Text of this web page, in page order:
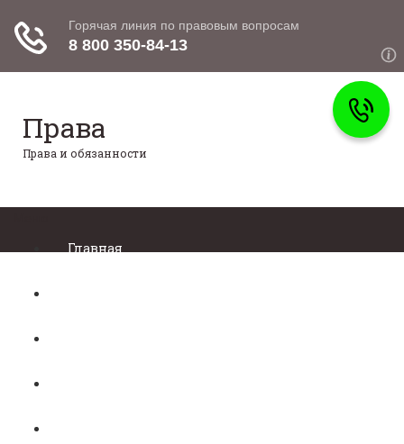
Права
Права и обязанности
Главная